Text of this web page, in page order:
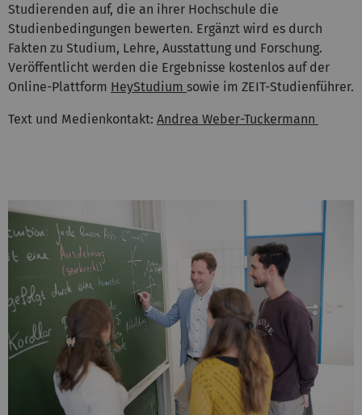
Studierenden auf, die an ihrer Hochschule die
Studienbedingungen bewerten. Ergänzt wird es durch
Fakten zu Studium, Lehre, Ausstattung und Forschung.
Veröffentlicht werden die Ergebnisse kostenlos auf der
Online-Plattform HeyStudium sowie im ZEIT-Studienführer.
Text und Medienkontakt: Andrea Weber-Tuckermann